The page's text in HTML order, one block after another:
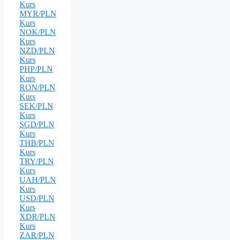
Kurs
MYR/PLN
Kurs
NOK/PLN
Kurs
NZD/PLN
Kurs
PHP/PLN
Kurs
RON/PLN
Kurs
SEK/PLN
Kurs
SGD/PLN
Kurs
THB/PLN
Kurs
TRY/PLN
Kurs
UAH/PLN
Kurs
USD/PLN
Kurs
XDR/PLN
Kurs
ZAR/PLN